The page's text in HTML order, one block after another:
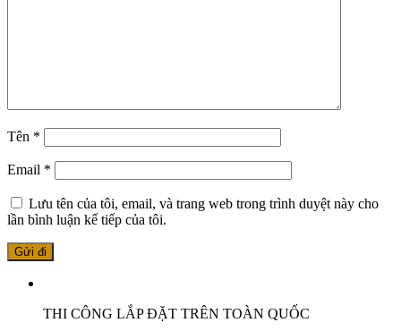
Tên *
Email *
Lưu tên của tôi, email, và trang web trong trình duyệt này cho
lần bình luận kế tiếp của tôi.
THI CÔNG LẮP ĐẶT TRÊN TOÀN QUỐC